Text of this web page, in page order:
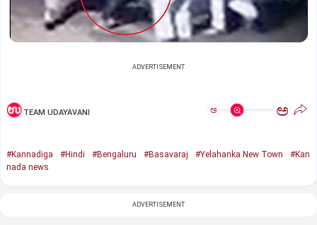
ADVERTISEMENT
TEAM UDAYAVANI ಅ ಅ
#Kannadiga #Hindi #Bengaluru #Basavaraj #Yelahanka New Town
#Kan
nada news
ADVERTISEMENT